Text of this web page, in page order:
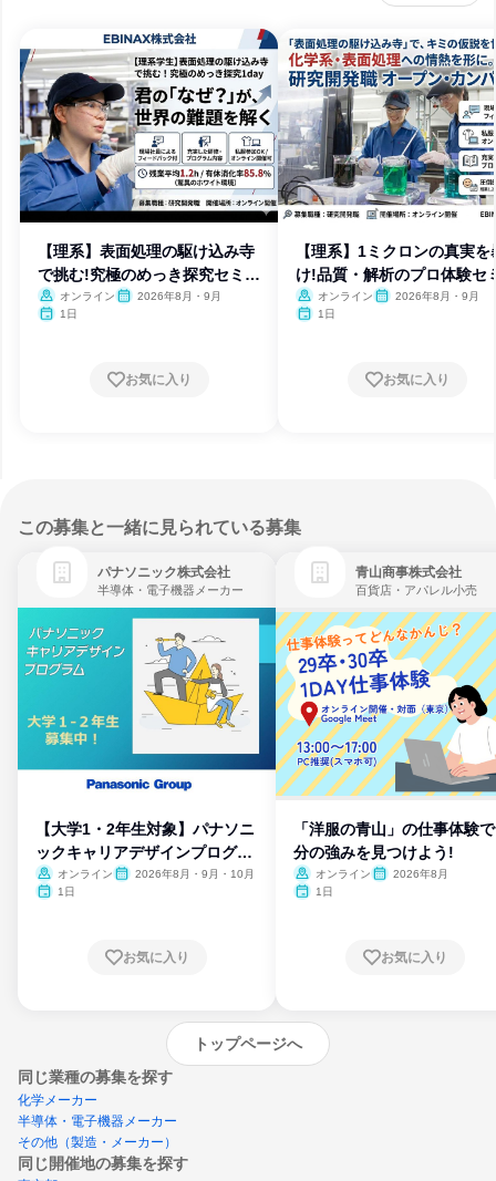
【理系】表面処理の駆け込み寺
で挑む!究極のめっき探究セミナ
ー
オンライン
2026年8月・9月
1日
お気に入り
【理系】1ミクロンの真実を
け!品質・解析のプロ体験セ
ー
オンライン
2026年8月・9月
1日
お気に入り
この募集と一緒に見られている募集
パナソニック株式会社
半導体・電子機器メーカー
【大学1・2年生対象】パナソニ
ックキャリアデザインプログラ
ム
オンライン
2026年8月・9月・10月
1日
お気に入り
青山商事株式会社
百貨店・アパレル小売
「洋服の青山」の仕事体験
分の強みを見つけよう!
オンライン
2026年8月
1日
お気に入り
トップページへ
同じ業種の募集を探す
化学メーカー
半導体・電子機器メーカー
その他（製造・メーカー）
同じ開催地の募集を探す